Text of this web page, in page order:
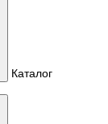
Каталог